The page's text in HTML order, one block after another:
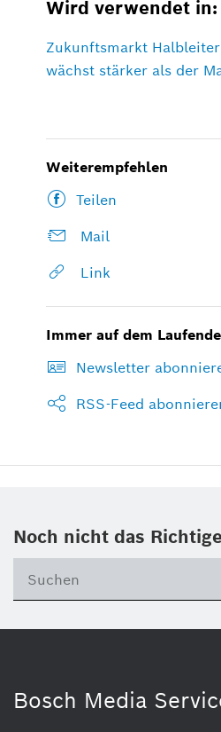
Wird verwendet in:
Zukunftsmarkt
wächst stärker als der
Weiterempfehlen
Teilen
Mail
Link
Immer auf dem
Newsletter
RSS-Feed
Noch nicht das
Bosch Media